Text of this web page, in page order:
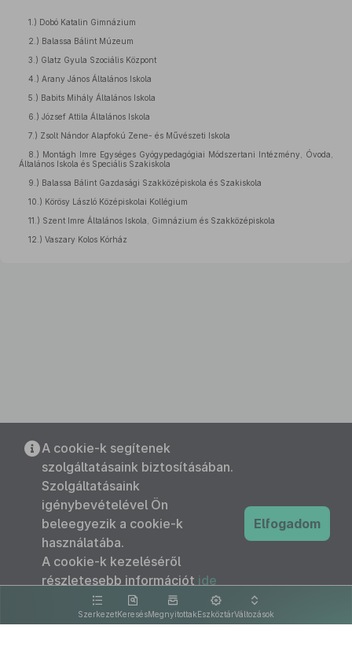
1.) Dobó Katalin Gimnázium
2.) Balassa Bálint Múzeum
3.) Glatz Gyula Szociális Központ
4.) Arany János Általános Iskola
5.) Babits Mihály Általános Iskola
6.) József Attila Általános Iskola
7.) Zsolt Nándor Alapfokú Zene- és Művészeti Iskola
8.) Montágh Imre Egységes Gyógypedagógiai Módszertani Intézmény, Óvoda,
Általános Iskola és Speciális Szakiskola
9.) Balassa Bálint Gazdasági Szakközépiskola és Szakiskola
10.) Körösy László Középiskolai Kollégium
11.) Szent Imre Általános Iskola, Gimnázium és Szakközépiskola
12.) Vaszary Kolos Kórház
SzerkezetKeresésMegnyitottakEszköztárVáltozások
A cookie-k segítenek
szolgáltatásaink biztosításában.
Szolgáltatásaink
igénybevételével Ön
beleegyezik a cookie-k
használatába.
A cookie-k kezeléséről
részletesebb információt ide
kattintva olvashat.
Elfogadom